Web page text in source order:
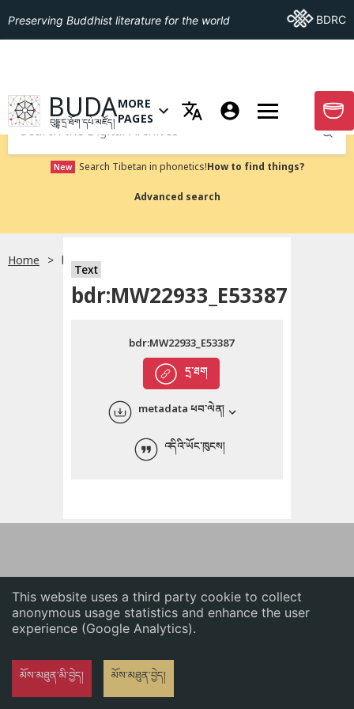
This website uses a third party cookie to collect
anonymous usage statistics and enhance the user
experience (Google Analytics).
མོས་མཐུན་མི་བྱེད། མོས་མཐུན་བྱེད།
English
ភាសាខ្មែរ
Preserving Buddhist literature for the world Go ToBDRC
GO TO HOMEPAGE
BUDA
བུདྡྷ་དྲ་ཐོག་དཔེ་མཛོད།
OPEN MENU OF MORE PAGES
MORE
PAGES
GO
Submit
New Search Tibetan in phonetics!How to find things?
Advanced search
Home bdr:MW22933_E53387
Text
bdr:MW22933_E53387
དྲ་ཐག
bdr:MW22933_E53387
metadata ཕབ་ལེན།
འདིའི་ཡོང་ཁུངས།